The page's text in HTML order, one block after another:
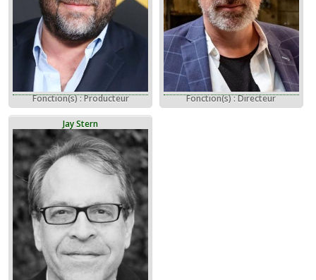
Fonction(s) : Producteur Fonction(s) : Directeur
Jay Stern